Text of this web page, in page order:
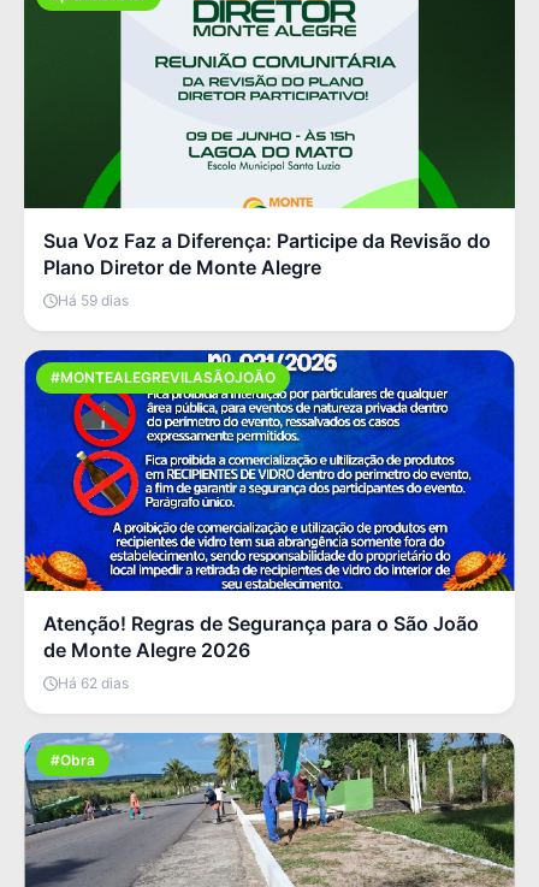
Sua Voz Faz a Diferença: Participe da Revisão do
Plano Diretor de Monte Alegre
Há 59 dias
#MONTEALEGREVILASÃOJOÃO
Atenção! Regras de Segurança para o São João
de Monte Alegre 2026
Há 62 dias
#Obra